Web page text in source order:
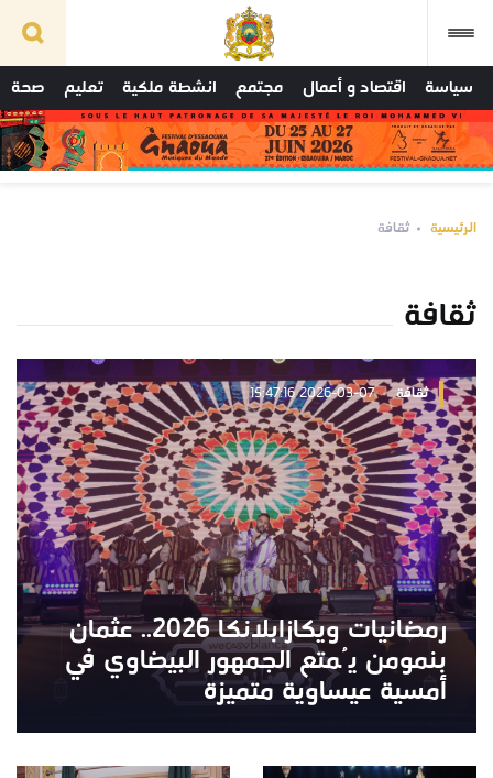
سياسة اقتصاد و أعمال مجتمع انشطة ملكية تعليم صحة
الرئيسية ثقافة
ثقافة
ثقافة 2026-03-07 15:47:16
رمضانيات ويكازابلانكا 2026.. عثمان
بنمومن يُمتع الجمهور البيضاوي في
أمسية عيساوية متميزة